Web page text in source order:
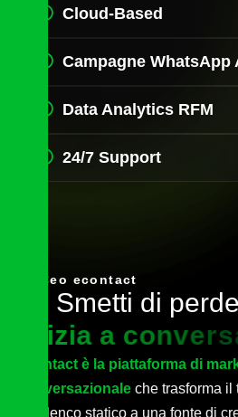
Cloud-Based
Campagne WhatsApp
Data Analytics RFM
24/7 Support
Ceo econtact
Smetti di perde
izia a conversa
econtact è la piattaforma di
conversazionale che trasforma il
un elenco statico a una fonte di